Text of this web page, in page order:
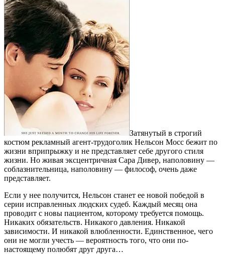
Затянутый в строгий
костюм рекламный агент-трудоголик Нельсон Мосс бежит по
жизни вприпрыжку и не представляет себе другого стиля
жизни. Но живая эксцентричная Сара Дивер, наполовину —
соблазнительница, наполовину — философ, очень даже
представляет.
Если у нее получится, Нельсон станет ее новой победой в
серии исправленных людских судеб. Каждый месяц она
проводит с новы пациентом, которому требуется помощь.
Никаких обязательств. Никакого давления. Никакой
зависимости. И никакой влюбленности. Единственное, чего
они не могли учесть — вероятность того, что они по-
настоящему полюбят друг друга…